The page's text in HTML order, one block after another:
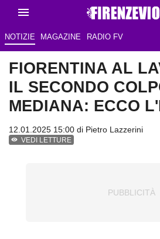
NOTIZIE MAGAZINE RADIO FV
FIORENTINA AL
IL SECONDO
MEDIANA: ECCO
12.01.2025 15:00 di Pietro Lazzerini
VEDI LETTURE